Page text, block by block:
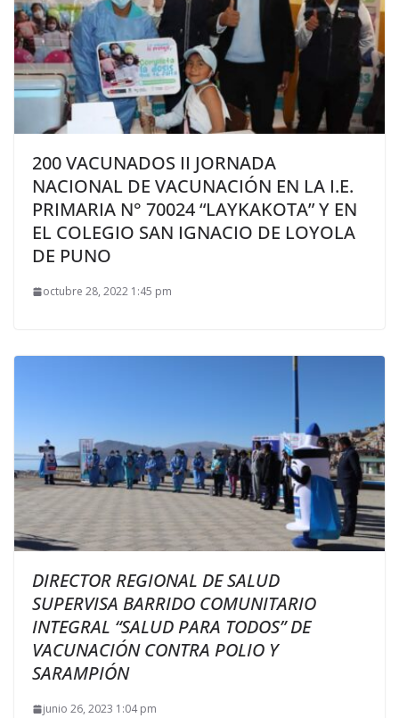
200 VACUNADOS II JORNADA
NACIONAL DE VACUNACIÓN EN LA I.E.
PRIMARIA N° 70024 “LAYKAKOTA” Y EN
EL COLEGIO SAN IGNACIO DE LOYOLA
DE PUNO
octubre 28, 2022 1:45 pm
DIRECTOR REGIONAL DE SALUD
SUPERVISA BARRIDO COMUNITARIO
INTEGRAL “SALUD PARA TODOS” DE
VACUNACIÓN CONTRA POLIO Y
SARAMPIÓN
junio 26, 2023 1:04 pm